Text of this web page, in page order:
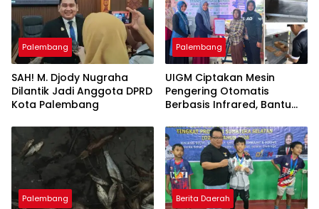
Palembang
SAH! M. Djody Nugraha
Dilantik Jadi Anggota DPRD
Kota Palembang
Palembang
UIGM Ciptakan Mesin
Pengering Otomatis
Berbasis Infrared, Bantu
Pulau Kemaro
Palembang Berita Daerah